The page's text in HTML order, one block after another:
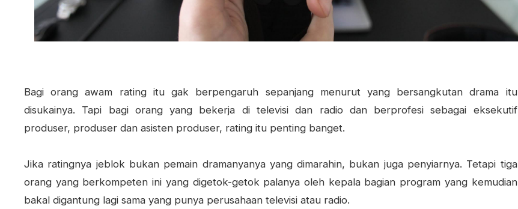
Bagi orang awam rating itu gak berpengaruh sepanjang menurut yang bersangkutan drama itu
disukainya. Tapi bagi orang yang bekerja di televisi dan radio dan berprofesi sebagai eksekutif
produser, produser dan asisten produser, rating itu penting banget.
Jika ratingnya jeblok bukan pemain dramanyanya yang dimarahin, bukan juga penyiarnya. Tetapi tiga
orang yang berkompeten ini yang digetok-getok palanya oleh kepala bagian program yang kemudian
bakal digantung lagi sama yang punya perusahaan televisi atau radio.